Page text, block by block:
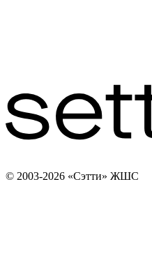
© 2003-2026 «Сэтти» ЖШС